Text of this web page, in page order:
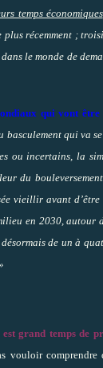
temps économiques
récemment ;
le monde de
qui vont être
basculement qui va
ou incertains, la
du
vieillir avant
en 2030, autour
de un à
grand temps de
vouloir comprendre